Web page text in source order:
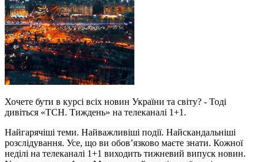
Хочете бути в курсі всіх новин України та світу? - Тоді
дивіться «ТСН. Тиждень» на телеканалі 1+1.
Найгарячіші теми. Найважливіші події. Найскандальніші
розслідування. Усе, що ви обов’язково маєте знати. Кожної
неділі на телеканалі 1+1 виходить тижневий випуск новин.